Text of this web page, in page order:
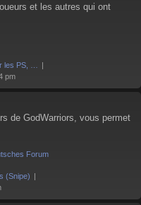
et les autres qui ont
les PS, …
pm
de GodWarriors, vous permet
Forum
(Snipe)